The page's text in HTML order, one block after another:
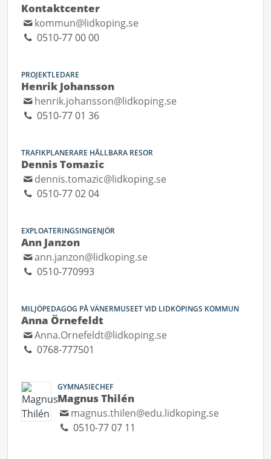
Kontaktcenter
kommun@lidkoping.se
0510-77 00 00
PROJEKTLEDARE
Henrik Johansson
henrik.johansson@lidkoping.se
0510-77 01 36
TRAFIKPLANERARE HÅLLBARA RESOR
Dennis Tomazic
dennis.tomazic@lidkoping.se
0510-77 02 04
EXPLOATERINGSINGENJÖR
Ann Janzon
ann.janzon@lidkoping.se
0510-770993
MILJÖPEDAGOG PÅ VÄNERMUSEET VID LIDKÖPINGS KOMMUN
Anna Örnefeldt
Anna.Ornefeldt@lidkoping.se
0768-777501
GYMNASIECHEF
Magnus Thilén
magnus.thilen@edu.lidkoping.se
0510-77 07 11